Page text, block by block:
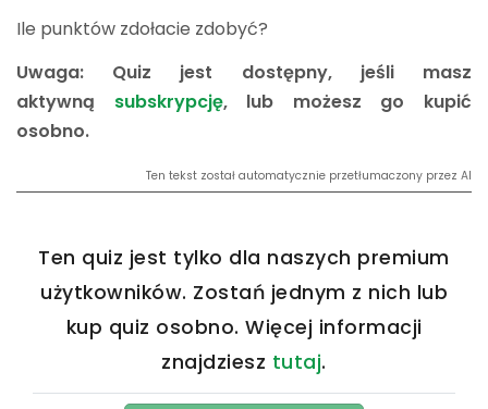
Ile punktów zdołacie zdobyć?
Uwaga: Quiz jest dostępny, jeśli masz
aktywną subskrypcję, lub możesz go kupić
osobno.
Ten tekst został automatycznie przetłumaczony przez AI
Ten quiz jest tylko dla naszych premium
użytkowników. Zostań jednym z nich lub
kup quiz osobno. Więcej informacji
znajdziesz tutaj.